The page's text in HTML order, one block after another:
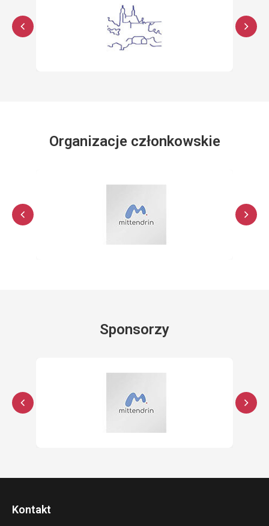
Organizacje członkowskie
Sponsorzy
Kontakt